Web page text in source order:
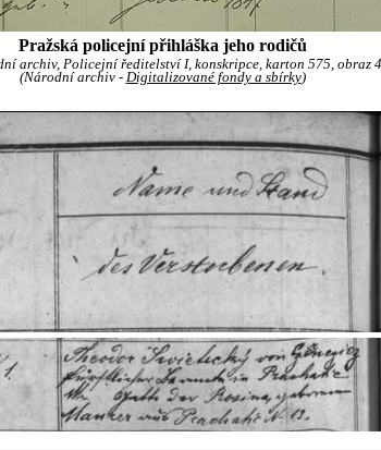
Pražská policejní přihláška jeho rodičů
archiv, Policejní ředitelství I, konskripce, karton 575, obraz
(Národní archiv - Digitalizované fondy a sbírky)